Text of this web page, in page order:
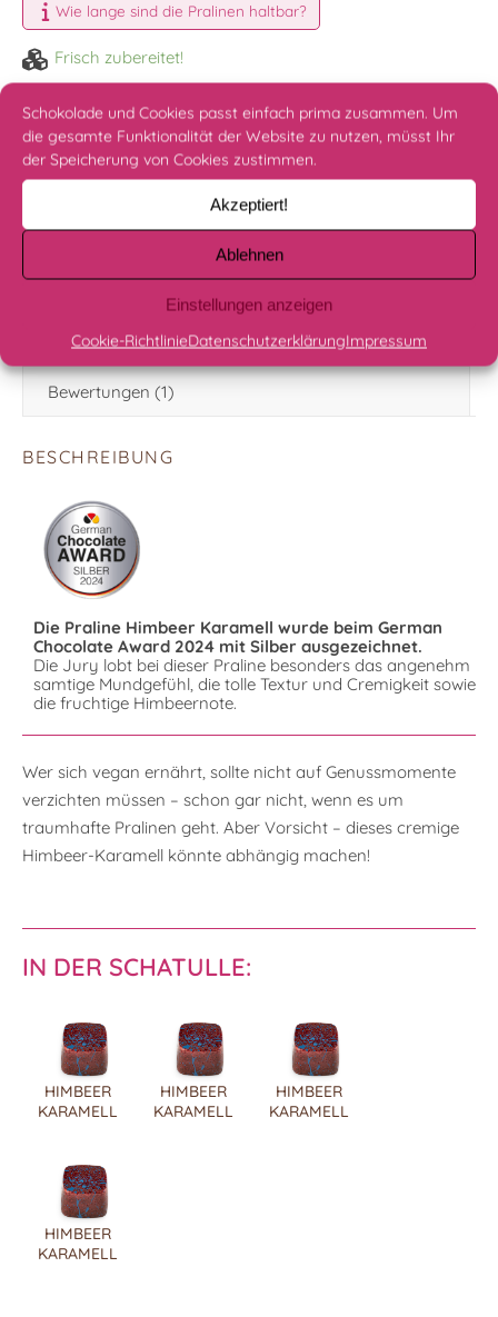
Schokolade und Cookies passt einfach prima zusammen. Um
die gesamte Funktionalität der Website zu nutzen, müsst Ihr
der Speicherung von Cookies zustimmen.
Akzeptiert!
Ablehnen
Einstellungen anzeigen
Cookie-RichtlinieDatenschutzerklärungImpressum
Wie lange sind die Pralinen haltbar?
Frisch zubereitet!
Himbeer Karamell Menge
IN DEN WARENKORB
Beschreibung
Inhalt
Bewertungen (1)
BESCHREIBUNG
Die Praline Himbeer Karamell wurde beim German
Chocolate Award 2024 mit Silber ausgezeichnet.
Die Jury lobt bei dieser Praline besonders das angenehm
samtige Mundgefühl, die tolle Textur und Cremigkeit sowie
die fruchtige Himbeernote.
Wer sich vegan ernährt, sollte nicht auf Genussmomente
verzichten müssen – schon gar nicht, wenn es um
traumhafte Pralinen geht. Aber Vorsicht – dieses cremige
Himbeer-Karamell könnte abhängig machen!
IN DER SCHATULLE:
HIMBEER
KARAMELL
HIMBEER
KARAMELL
HIMBEER
KARAMELL
HIMBEER
KARAMELL